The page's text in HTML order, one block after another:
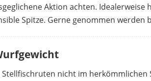
Aktion achten. Idealerweise
Spitze. Gerne genommen werden
Stellfischruten nicht im herkömmlichen